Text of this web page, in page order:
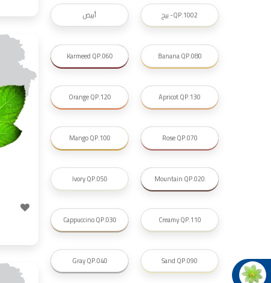
دهانات ديكورية, دهانات
انواع الدهانات بالصور, انواع الدهانات, انواع
صناعة دهانات القدس محلات مواد بناء مشروع محل
معجونة, معجونة دهان, بديل معجون
معجون الجدران الجاهز, معجون الحوائط الاسمنتي, طريقة سحب
أملشن, انواع الدهانات و
انواع الدهانات المائية, انواع
دهان املشن, انواع الدهانات الديكورية, انواع الدهانات و اسعارها, الفرق
شقق للبيع, شقق للبيع في عمان,
و اقساط من المالك, شقق للبيع رخيصة, شقق للبيع في عمان - عبدون, شقق
شقق للإيجار في عبدون, شقق للايجار السابع, شقق للايجار
شقق للايجار في المقابلين, شقق
QP.1002- بيج أبيض
Banana QP.080
Karmeed QP.060
Apricot QP.130
Orange QP.120
Rose QP.070
Mango QP.100
Mountain QP.020
Ivory QP.050
Creamy QP.110
Cappuccino QP.030
Sand QP.090
Gray QP.040